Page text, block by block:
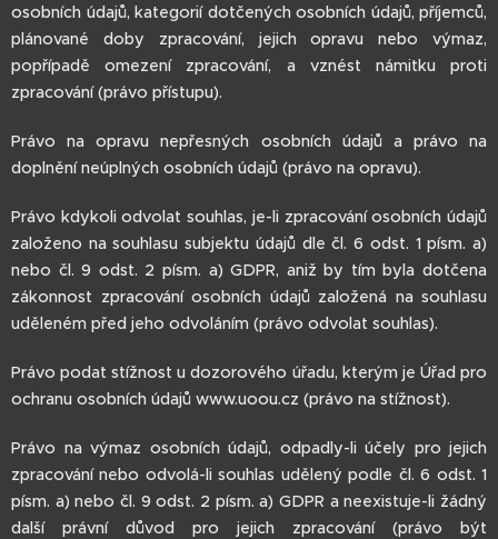
osobních údajů, kategorií dotčených osobních údajů, příjemců,
plánované doby zpracování, jejich opravu nebo výmaz,
popřípadě omezení zpracování, a vznést námitku proti
zpracování (právo přístupu).
Právo na opravu nepřesných osobních údajů a právo na
doplnění neúplných osobních údajů (právo na opravu).
Právo kdykoli odvolat souhlas, je-li zpracování osobních údajů
založeno na souhlasu subjektu údajů dle čl. 6 odst. 1 písm. a)
nebo čl. 9 odst. 2 písm. a) GDPR, aniž by tím byla dotčena
zákonnost zpracování osobních údajů založená na souhlasu
uděleném před jeho odvoláním (právo odvolat souhlas).
Právo podat stížnost u dozorového úřadu, kterým je Úřad pro
ochranu osobních údajů www.uoou.cz (právo na stížnost).
Právo na výmaz osobních údajů, odpadly-li účely pro jejich
zpracování nebo odvolá-li souhlas udělený podle čl. 6 odst. 1
písm. a) nebo čl. 9 odst. 2 písm. a) GDPR a neexistuje-li žádný
další právní důvod pro jejich zpracování (právo být